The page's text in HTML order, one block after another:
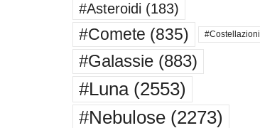
#Asteroidi (183)
#Comete (835) #Costellazioni
#Galassie(883)
#Luna(2553)
#Nebulose(2273)